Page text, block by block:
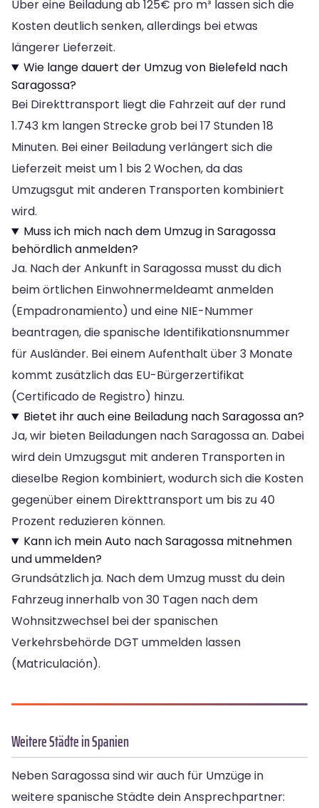
Über eine Beiladung ab 125€ pro m³ lassen sich die
Kosten deutlich senken, allerdings bei etwas
längerer Lieferzeit.
Wie lange dauert der Umzug von Bielefeld nach
Saragossa?
Bei Direkttransport liegt die Fahrzeit auf der rund
1.743 km langen Strecke grob bei 17 Stunden 18
Minuten. Bei einer Beiladung verlängert sich die
Lieferzeit meist um 1 bis 2 Wochen, da das
Umzugsgut mit anderen Transporten kombiniert
wird.
Muss ich mich nach dem Umzug in Saragossa
behördlich anmelden?
Ja. Nach der Ankunft in Saragossa musst du dich
beim örtlichen Einwohnermeldeamt anmelden
(Empadronamiento) und eine NIE-Nummer
beantragen, die spanische Identifikationsnummer
für Ausländer. Bei einem Aufenthalt über 3 Monate
kommt zusätzlich das EU-Bürgerzertifikat
(Certificado de Registro) hinzu.
Bietet ihr auch eine Beiladung nach Saragossa an?
Ja, wir bieten Beiladungen nach Saragossa an. Dabei
wird dein Umzugsgut mit anderen Transporten in
dieselbe Region kombiniert, wodurch sich die Kosten
gegenüber einem Direkttransport um bis zu 40
Prozent reduzieren können.
Kann ich mein Auto nach Saragossa mitnehmen
und ummelden?
Grundsätzlich ja. Nach dem Umzug musst du dein
Fahrzeug innerhalb von 30 Tagen nach dem
Wohnsitzwechsel bei der spanischen
Verkehrsbehörde DGT ummelden lassen
(Matriculación).
Weitere Städte in Spanien
Neben Saragossa sind wir auch für Umzüge in
weitere spanische Städte dein Ansprechpartner: